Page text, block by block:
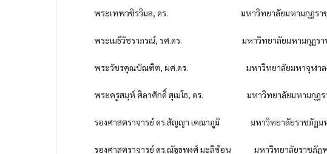
พระเทพวชิรวิมล, ดร. มหาวิทยาลัยมหามกุฏราชวิ
พระเมธีวัชราภรณ์, รศ.ดร. มหาวิทยาลัยมหามกุฏราช
พระวัชรคุณบัณฑิต, ผศ.ดร. มหาวิทยาลัยมหาจุฬาลงกร
พระครูสมุห์ ศิลาศักดิ์ สุเมโธ, ดร. มหาวิทยาลัยมหามกุฏรา
รองศาสตราจารย์ ดร.สัญญา เคณาภูมิ มหาวิทยาลัยราชภัฏมห
รองศาสตราจารย์ ดร.ณัฐธพงศ์ มะลิซ้อน มหาวิทยาลัยราชภัฏ